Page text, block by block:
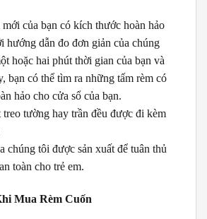
của bạn có kích thước hoàn hảo
hướng dẫn đo đơn giản của chúng
hoặc hai phút thời gian của bạn và
bạn có thể tìm ra những tấm rèm có
hảo cho cửa sổ của bạn.
treo tường hay trần đều được đi kèm
chúng tôi được sản xuất để tuân thủ
toàn cho trẻ em.
Mua Rèm Cuốn